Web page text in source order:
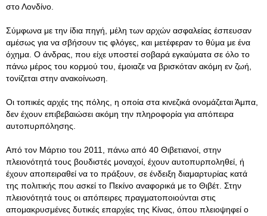
στο Λονδίνο.
Σύμφωνα με την ίδια πηγή, μέλη των αρχών ασφαλείας έσπευσαν
αμέσως για να σβήσουν τις φλόγες, και μετέφεραν το θύμα με ένα
όχημα. Ο άνδρας, που είχε υποστεί σοβαρά εγκαύματα σε όλο το
πάνω μέρος του κορμού του, έμοιαζε να βρισκόταν ακόμη εν ζωή,
τονίζεται στην ανακοίνωση.
Οι τοπικές αρχές της πόλης, η οποία στα κινεζικά ονομάζεται Άμπα,
δεν έχουν επιβεβαιώσει ακόμη την πληροφορία για απόπειρα
αυτοπυρπόλησης.
Από τον Μάρτιο του 2011, πάνω από 40 Θιβετιανοί, στην
πλειονότητά τους βουδιστές μοναχοί, έχουν αυτοπυρποληθεί, ή
έχουν αποπειραθεί να το πράξουν, σε ένδειξη διαμαρτυρίας κατά
της πολιτικής που ασκεί το Πεκίνο αναφορικά με το Θιβέτ. Στην
πλειονότητά τους οι απόπειρες πραγματοποιούνται στις
απομακρυσμένες δυτικές επαρχίες της Κίνας, όπου πλειοψηφεί ο